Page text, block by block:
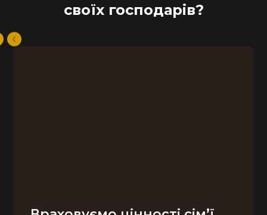
своїх господарів?